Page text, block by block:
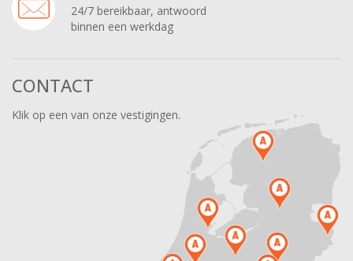
24/7 bereikbaar, antwoord
binnen een werkdag
CONTACT
Klik op een van onze vestigingen.